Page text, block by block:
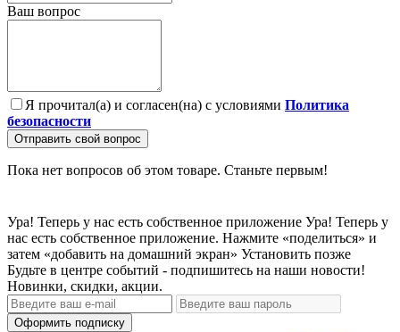
Ваш вопрос
Я прочитал(а) и согласен(на) с условиями Политика
безопасности
Отправить свой вопрос
Пока нет вопросов об этом товаре. Станьте первым!
Ура! Теперь у нас есть собственное приложение Ура! Теперь у
нас есть собственное приложение. Нажмите «поделиться» и
затем «добавить на домашний экран» Установить позже
Будьте в центре событий - подпишитесь на наши новости!
Новинки, скидки, акции.
Оформить подписку